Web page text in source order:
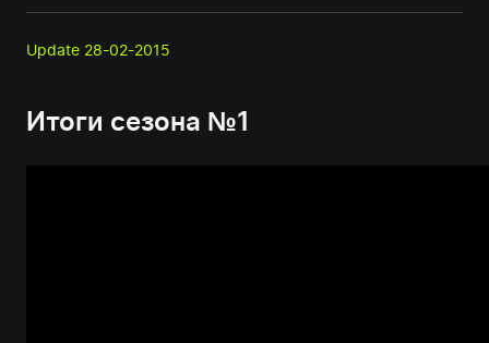
Update 28-02-2015
Итоги сезона №1